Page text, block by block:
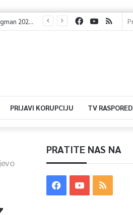
Dova za domovinu i zikir u Ratnoj džamiji: U sklopu manifestacije „Odbrana BiH – Igman 2026“ odana počast herojima
PRIJAVI KORUPCIJU TV RASPORED
PRATITE NAS NA